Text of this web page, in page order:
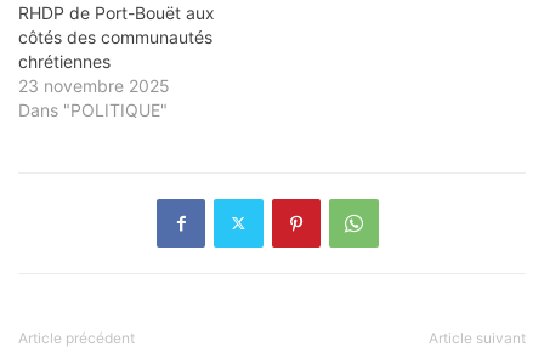
RHDP de Port-Bouët aux
côtés des communautés
chrétiennes
23 novembre 2025
Dans "POLITIQUE"
Article précédent Article suivant